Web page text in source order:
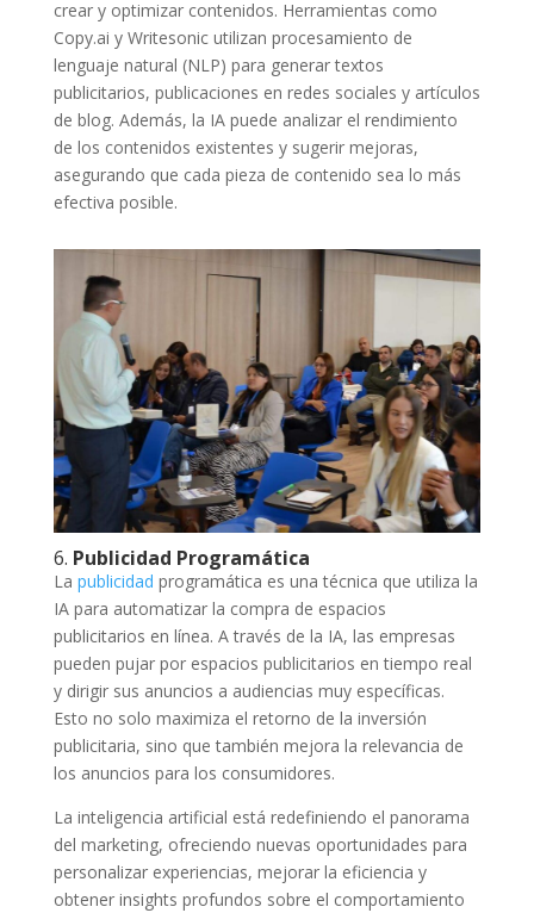
crear y optimizar contenidos. Herramientas como
Copy.ai y Writesonic utilizan procesamiento de
lenguaje natural (NLP) para generar textos
publicitarios, publicaciones en redes sociales y artículos
de blog. Además, la IA puede analizar el rendimiento
de los contenidos existentes y sugerir mejoras,
asegurando que cada pieza de contenido sea lo más
efectiva posible.
6. Publicidad Programática
La publicidad programática es una técnica que utiliza la
IA para automatizar la compra de espacios
publicitarios en línea. A través de la IA, las empresas
pueden pujar por espacios publicitarios en tiempo real
y dirigir sus anuncios a audiencias muy específicas.
Esto no solo maximiza el retorno de la inversión
publicitaria, sino que también mejora la relevancia de
los anuncios para los consumidores.
La inteligencia artificial está redefiniendo el panorama
del marketing, ofreciendo nuevas oportunidades para
personalizar experiencias, mejorar la eficiencia y
obtener insights profundos sobre el comportamiento